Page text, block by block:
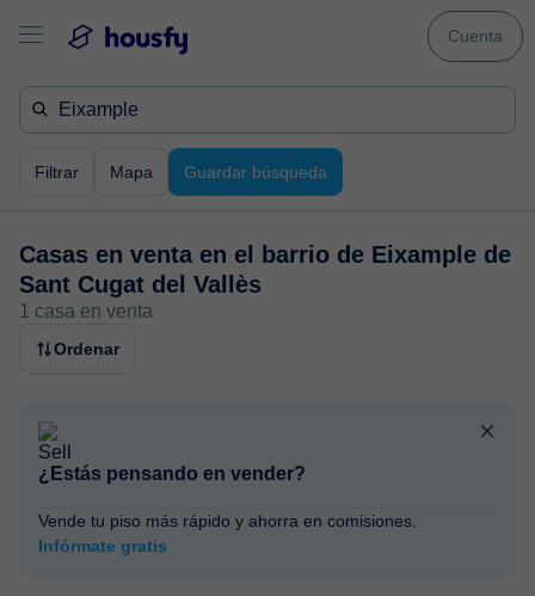
Cuenta
Filtrar Mapa Guardar búsqueda
Casas en venta en el barrio de Eixample de
Sant Cugat del Vallès
1 casa en venta
Ordenar
¿Estás pensando en vender?
Vende tu piso más rápido y ahorra en comisiones.
Infórmate gratis